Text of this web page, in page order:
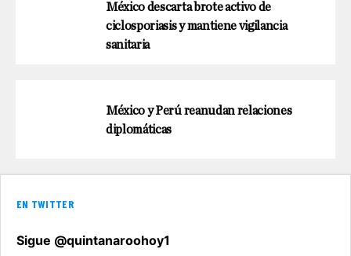
México descarta brote activo de
ciclosporiasis y mantiene vigilancia
sanitaria
México y Perú reanudan relaciones
diplomáticas
EN TWITTER
Sigue @quintanaroohoy1